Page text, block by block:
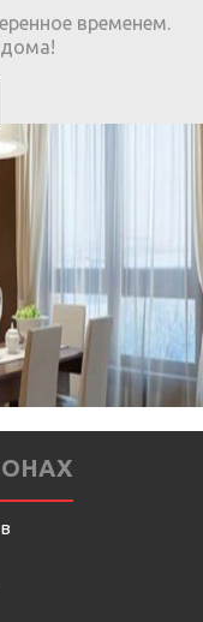
временем.